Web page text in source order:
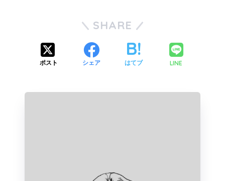
SHARE
ポスト シェア はてブ LINE